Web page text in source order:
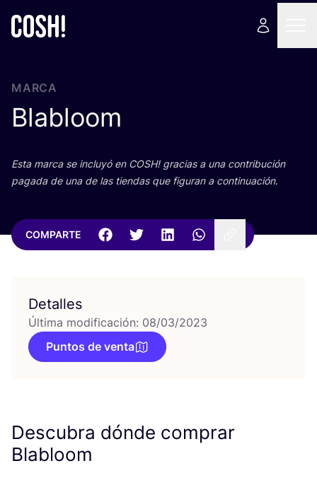
MARCA
Blabloom
Esta mar­ca se inclu­yó en COSH! gra­cias a una con­tri­bu­ción
paga­da de una de las tien­das que figu­ran a continuación.
COMPARTE
Detalles
Última modificación: 08/03/2023
Puntos de venta
Descubra dónde comprar
Blabloom